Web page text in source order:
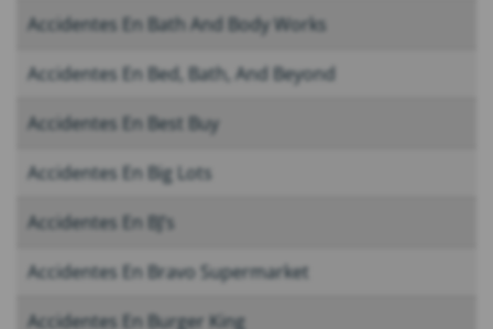
Accidentes En Bath And Body Works
Accidentes En Bed, Bath, And Beyond
Accidentes En Best Buy
Accidentes En Big Lots
Accidentes En BJ’s
Accidentes En Bravo Supermarket
Accidentes En Burger King